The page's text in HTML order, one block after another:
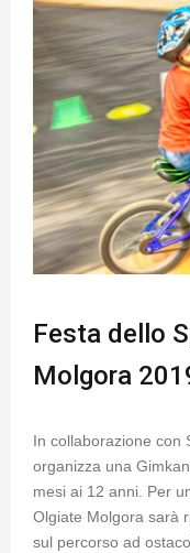
Festa dello
Molgora
In collaborazione con
organizza una
mesi ai 12 anni. Per
Olgiate Molgora sarà
sul percorso ad